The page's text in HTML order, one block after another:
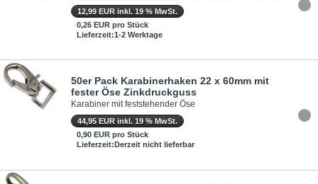
12,99 EUR inkl. 19 % MwSt.
0,26 EUR pro Stück
Lieferzeit:1-2 Werktage
50er Pack Karabinerhaken 22 x 60mm mit
fester Öse Zinkdruckguss
Karabiner mit feststehender Öse
44,95 EUR inkl. 19 % MwSt.
0,90 EUR pro Stück
Lieferzeit:Derzeit nicht lieferbar